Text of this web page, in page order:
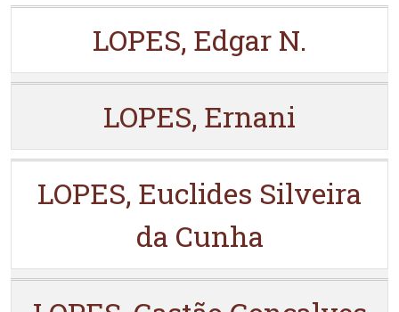
LOPES, Edgar N.
LOPES, Ernani
LOPES, Euclides Silveira
da Cunha